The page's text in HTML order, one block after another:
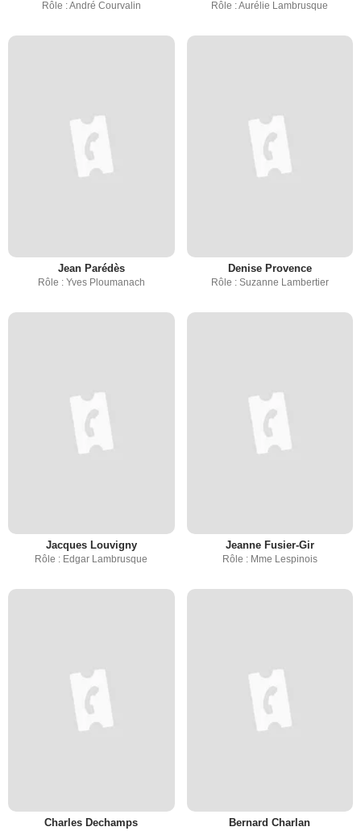
Rôle : André Courvalin Rôle : Aurélie Lambrusque
Jean Parédès
Rôle : Yves Ploumanach
Denise Provence
Rôle : Suzanne Lambertier
Jacques Louvigny
Rôle : Edgar Lambrusque
Jeanne Fusier-Gir
Rôle : Mme Lespinois
Charles Dechamps Bernard Charlan